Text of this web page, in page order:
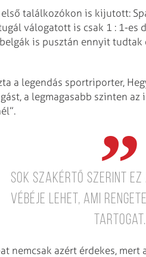
találkozókon is kijutott:
válogatott is csak 1 : 1-
is pusztán ennyit
a legendás sportriporter,
a legmagasabb szinten
Sok szakértő szerint ez
vébéje lehet, ami
tartogat.
nemcsak azért érdekes,